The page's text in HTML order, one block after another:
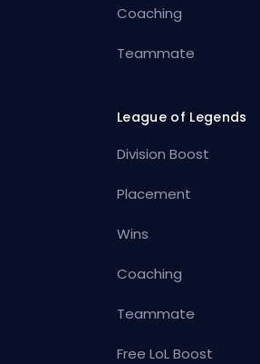
Coaching
Teammate
League of Legends
Division Boost
Placement
Wins
Coaching
Teammate
Free LoL Boost